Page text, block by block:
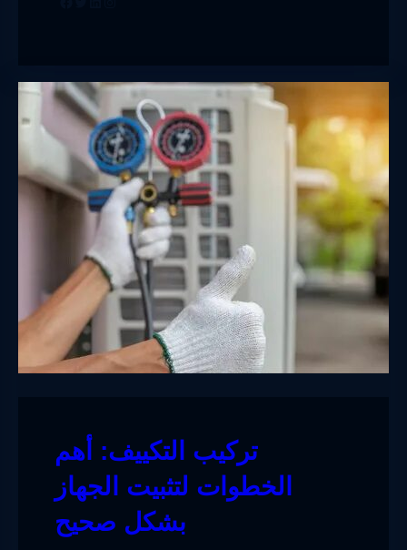
تركيب التكييف: أهم
الخطوات لتثبيت الجهاز
بشكل صحيح